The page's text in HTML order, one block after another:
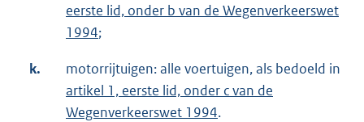
eerste lid, onder b van de Wegenverkeerswet
1994;
k.
motorrijtuigen: alle voertuigen, als bedoeld in
artikel 1, eerste lid, onder c van de
Wegenverkeerswet 1994.